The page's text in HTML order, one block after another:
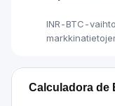
INR-BTC-
Calculadora de